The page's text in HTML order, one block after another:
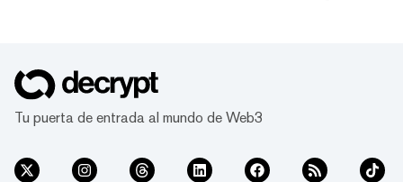
Tu puerta de entrada al mundo de Web3